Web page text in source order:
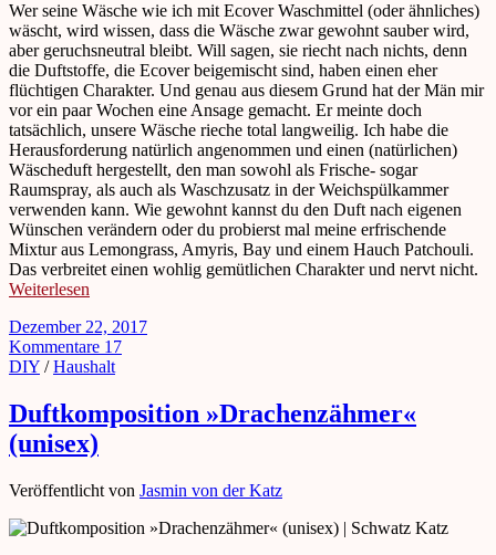
Wer seine Wäsche wie ich mit Ecover Waschmittel (oder ähnliches)
wäscht, wird wissen, dass die Wäsche zwar gewohnt sauber wird,
aber geruchsneutral bleibt. Will sagen, sie riecht nach nichts, denn
die Duftstoffe, die Ecover beigemischt sind, haben einen eher
flüchtigen Charakter. Und genau aus diesem Grund hat der Män mir
vor ein paar Wochen eine Ansage gemacht. Er meinte doch
tatsächlich, unsere Wäsche rieche total langweilig. Ich habe die
Herausforderung natürlich angenommen und einen (natürlichen)
Wäscheduft hergestellt, den man sowohl als Frische- sogar
Raumspray, als auch als Waschzusatz in der Weichspülkammer
verwenden kann. Wie gewohnt kannst du den Duft nach eigenen
Wünschen verändern oder du probierst mal meine erfrischende
Mixtur aus Lemongrass, Amyris, Bay und einem Hauch Patchouli.
Das verbreitet einen wohlig gemütlichen Charakter und nervt nicht.
Weiterlesen
Dezember 22, 2017
Kommentare 17
DIY /Haushalt
Duftkomposition »Drachenzähmer«
(unisex)
Veröffentlicht von Jasmin von der Katz